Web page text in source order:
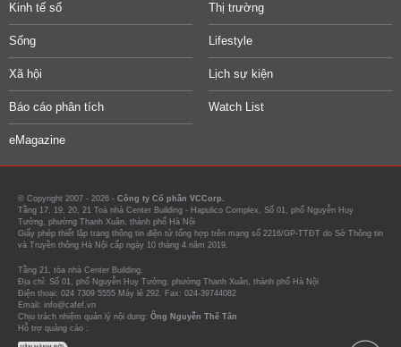
Kinh tế số Thị trường
Sống Lifestyle
Xã hội Lịch sự kiện
Báo cáo phân tích Watch List
eMagazine
© Copyright 2007 - 2026 - Công ty Cổ phần VCCorp.
Tầng 17, 19, 20, 21 Toà nhà Center Building - Hapulico Complex, Số 01, phố Nguyễn Huy
Tưởng, phường Thanh Xuân, thành phố Hà Nội
Giấy phép thiết lập trang thông tin điện tử tổng hợp trên mạng số 2216/GP-TTĐT do Sở Thông tin
và Truyền thông Hà Nội cấp ngày 10 tháng 4 năm 2019.
Tầng 21, tòa nhà Center Building.
Địa chỉ: Số 01, phố Nguyễn Huy Tưởng, phường Thanh Xuân, thành phố Hà Nội
Điện thoại: 024 7309 5555 Máy lẻ 292. Fax: 024-39744082
Email: info@cafef.vn
Chịu trách nhiệm quản lý nội dung: Ông Nguyễn Thế Tân
Hỗ trợ quảng cáo :